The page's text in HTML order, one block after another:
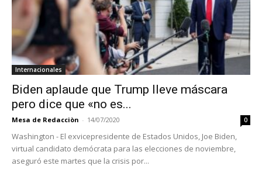
Internacionales
Biden aplaude que Trump lleve máscara
pero dice que «no es...
Mesa de Redacciòn - 14/07/2020 0
Washington - El exvicepresidente de Estados Unidos, Joe Biden,
virtual candidato demócrata para las elecciones de noviembre,
aseguró este martes que la crisis por...